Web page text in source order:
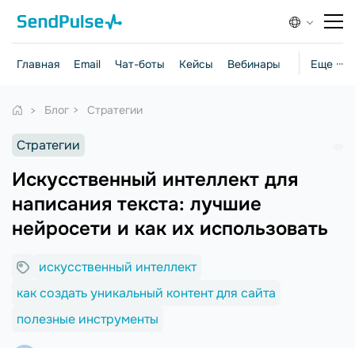
Еще ···
Главная Email Чат-боты Кейсы Вебинары Стратегии
Блог Стратегии
Стратегии
Искусственный интеллект для
написания текста: лучшие
нейросети и как их использовать
искусственный интеллект
как создать уникальный контент для сайта
полезные инструменты